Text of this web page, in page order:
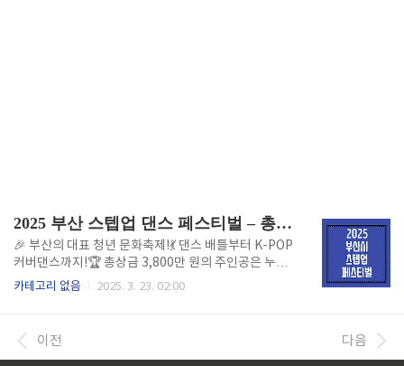
2025 부산 스텝업 댄스 페스티벌 – 총 상금 3,800만원
🎉 부산의 대표 청년 문화축제!💃 댄스 배틀부터 K-POP
커버댄스까지!🏆 총상금 3,800만 원의 주인공은 누구?
1. 2025 부산 스텝업 댄스 페스티벌 개요📅 일정: 2025
🕺 참가 대상: 청년 댄서, 댄스 크루, 일반 시민 부산의
청년들이 춤으로 하나 되는 축제,**"2025 부산 스텝업
카테고리 없음 2025. 3. 23. 02:00
이전 다음